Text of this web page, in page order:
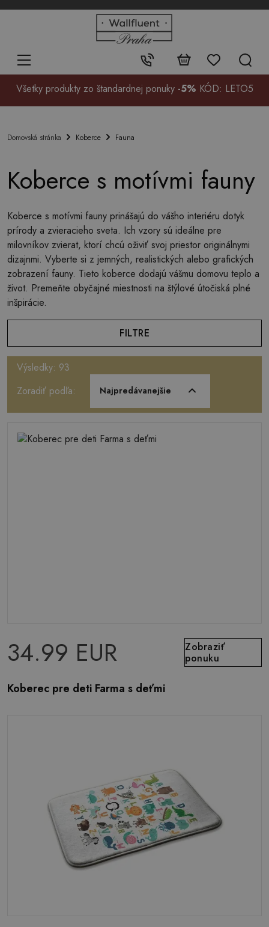
Kontakt:
+48
99
Všetky produkty zo štandardnej ponuky -5% KÓD: LETO5
Domovská stránka Koberce Fauna
Koberce s motívmi fauny
Koberce s motívmi fauny prinášajú do vášho interiéru dotyk
prírody a zvieracieho sveta. Ich vzory sú ideálne pre
milovníkov zvierat, ktorí chcú oživiť svoj priestor originálnymi
dizajnmi. Vyberte si z jemných, realistických alebo grafických
zobrazení fauny. Tieto koberce dodajú vášmu domovu teplo a
život. Premeňte obyčajné miestnosti na štýlové útočiská plné
inšpirácie.
FILTRE
Výsledky: 93
Zoradiť podľa:
Najpredávanejšie
34.99 EUR
Zobraziť
ponuku
Koberec pre deti Farma s deťmi